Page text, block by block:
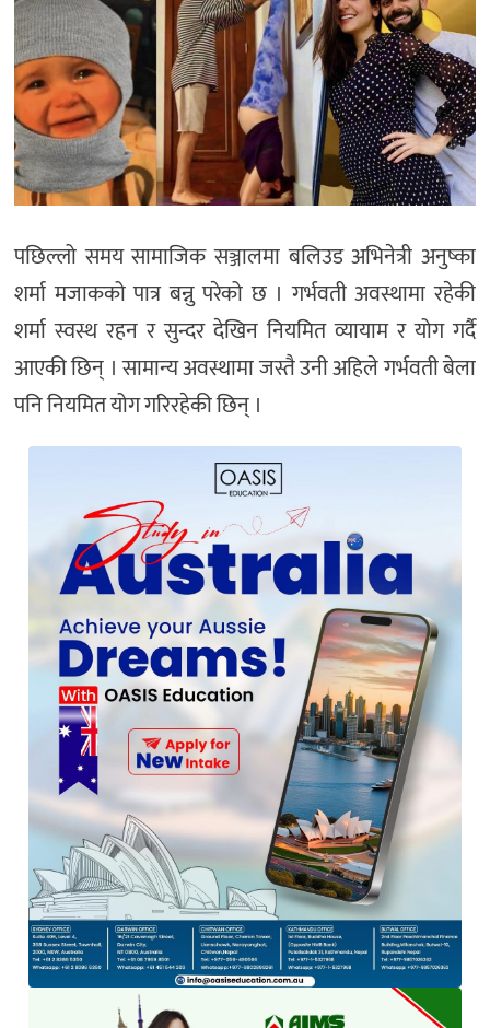
पछिल्लो समय सामाजिक सञ्जालमा बलिउड अभिनेत्री अनुष्का
शर्मा मजाकको पात्र बन्नु परेको छ । गर्भवती अवस्थामा रहेकी
शर्मा स्वस्थ रहन र सुन्दर देखिन नियमित व्यायाम र योग गर्दै
आएकी छिन् । सामान्य अवस्थामा जस्तै उनी अहिले गर्भवती बेला
पनि नियमित योग गरिरहेकी छिन् ।